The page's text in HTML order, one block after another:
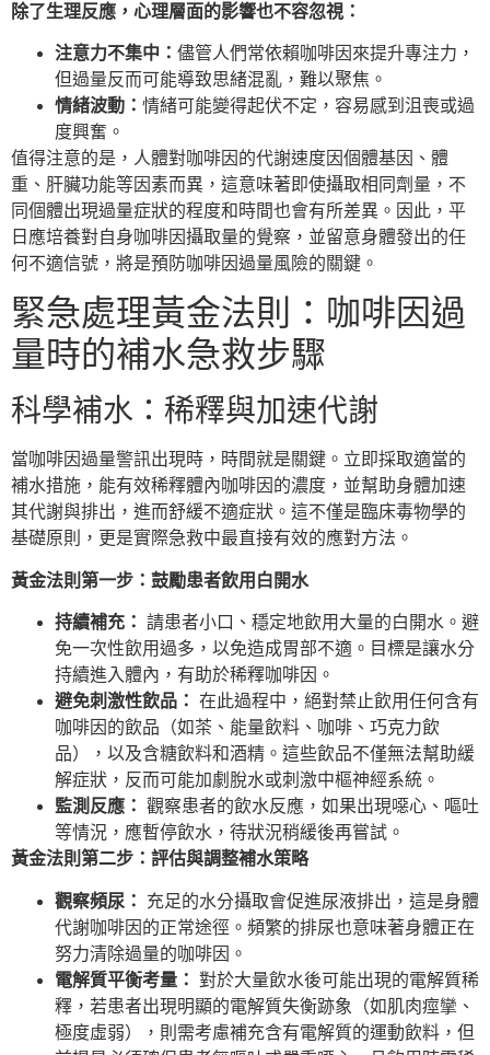
除了生理反應，心理層面的影響也不容忽視：
注意力不集中： 儘管人們常依賴咖啡因來提升專注力，
但過量反而可能導致思緒混亂，難以聚焦。
情緒波動： 情緒可能變得起伏不定，容易感到沮喪或過
度興奮。
值得注意的是，人體對咖啡因的代謝速度因個體基因、體
重、肝臟功能等因素而異，這意味著即使攝取相同劑量，不
同個體出現過量症狀的程度和時間也會有所差異。因此，平
日應培養對自身咖啡因攝取量的覺察，並留意身體發出的任
何不適信號，將是預防咖啡因過量風險的關鍵。
緊急處理黃金法則：咖啡因過
量時的補水急救步驟
科學補水：稀釋與加速代謝
當咖啡因過量警訊出現時，時間就是關鍵。立即採取適當的
補水措施，能有效稀釋體內咖啡因的濃度，並幫助身體加速
其代謝與排出，進而舒緩不適症狀。這不僅是臨床毒物學的
基礎原則，更是實際急救中最直接有效的應對方法。
黃金法則第一步：鼓勵患者飲用白開水
持續補充： 請患者小口、穩定地飲用大量的白開水。避
免一次性飲用過多，以免造成胃部不適。目標是讓水分
持續進入體內，有助於稀釋咖啡因。
避免刺激性飲品： 在此過程中，絕對禁止飲用任何含有
咖啡因的飲品（如茶、能量飲料、咖啡、巧克力飲
品），以及含糖飲料和酒精。這些飲品不僅無法幫助緩
解症狀，反而可能加劇脫水或刺激中樞神經系統。
監測反應： 觀察患者的飲水反應，如果出現噁心、嘔吐
等情況，應暫停飲水，待狀況稍緩後再嘗試。
黃金法則第二步：評估與調整補水策略
觀察頻尿：
充足的水分攝取會促進尿液排出，這是身體
代謝咖啡因的正常途徑。頻繁的排尿也意味著身體正在
努力清除過量的咖啡因。
電解質平衡考量： 對於大量飲水後可能出現的電解質稀
釋，若患者出現明顯的電解質失衡跡象（如肌肉痙攣、
極度虛弱），則需考慮補充含有電解質的運動飲料，但